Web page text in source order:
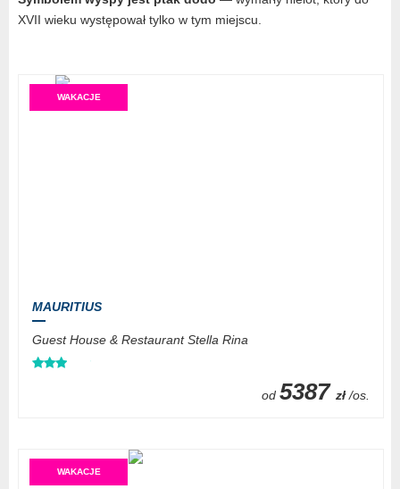
XVII wieku występował tylko w tym miejscu.
WAKACJE
MAURITIUS
Guest House & Restaurant Stella Rina
od 5387 zł /os.
WAKACJE